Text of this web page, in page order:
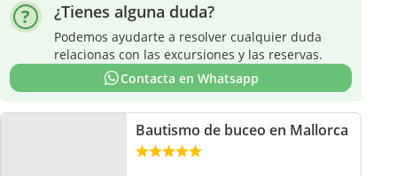
¿Tienes alguna duda?
Podemos ayudarte a resolver cualquier duda
relacionas con las excursiones y las reservas.
Contacta en Whatsapp
Bautismo de buceo en Mallorca